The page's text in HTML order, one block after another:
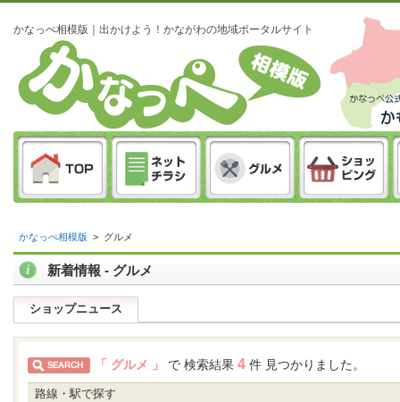
かなっぺ相模版｜出かけよう！かながわの地域ポータルサイト
かなっぺ相模版 > グルメ
新着情報 - グルメ
ショップニュース
「 グルメ 」 で 検索結果 4 件 見つかりました。
路線・駅で探す